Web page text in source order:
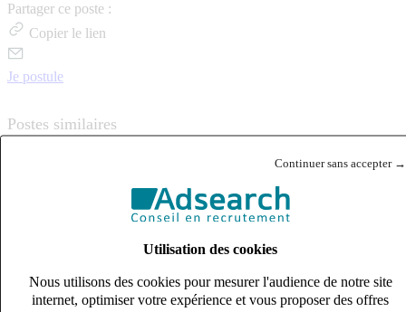
Continuer sans accepter →
Utilisation des cookies
Nous utilisons des cookies pour mesurer l'audience de notre site
internet, optimiser votre expérience et vous proposer des offres
Partager ce poste :
Copier le lien
Je postule
Postes similaires
Industrie & Ingénierie